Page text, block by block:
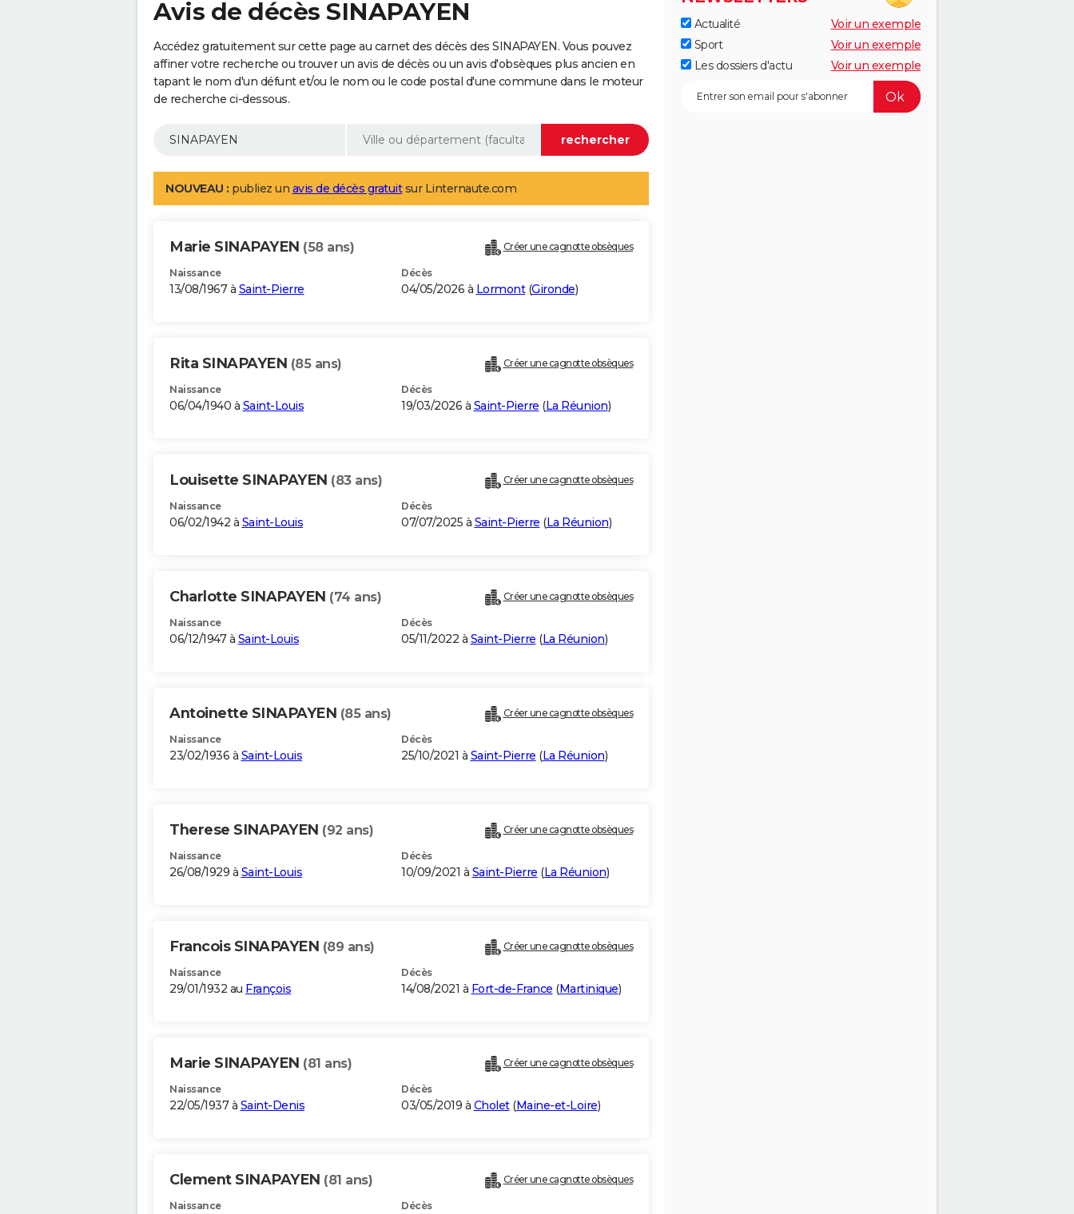
Avis de décès SINAPAYEN
Accédez gratuitement sur cette page au carnet des décès des SINAPAYEN. Vous pouvez
affiner votre recherche ou trouver un avis de décès ou un avis d'obsèques plus ancien en
tapant le nom d'un défunt et/ou le nom ou le code postal d'une commune dans le moteur
de recherche ci-dessous.
NOUVEAU : publiez un avis de décès gratuitsur Linternaute.com
Marie SINAPAYEN (58 ans) Créer une cagnotte obsèques
Naissance
13/08/1967 à Saint-Pierre
Décès
04/05/2026 à Lormont(Gironde)
Rita SINAPAYEN (85 ans) Créer une cagnotte obsèques
Naissance
06/04/1940 à Saint-Louis
Décès
19/03/2026 à Saint-Pierre (La Réunion)
Louisette SINAPAYEN (83 ans) Créer une cagnotte obsèques
Naissance
06/02/1942 à Saint-Louis
Décès
07/07/2025 à Saint-Pierre (La Réunion)
Charlotte SINAPAYEN (74 ans) Créer une cagnotte obsèques
Naissance
06/12/1947 à Saint-Louis
Décès
05/11/2022 à Saint-Pierre (La Réunion)
Antoinette SINAPAYEN (85 ans) Créer une cagnotte obsèques
Naissance
23/02/1936 à Saint-Louis
Décès
25/10/2021 à Saint-Pierre (La Réunion)
Therese SINAPAYEN (92 ans) Créer une cagnotte obsèques
Naissance
26/08/1929 à Saint-Louis
Décès
10/09/2021 à Saint-Pierre (La Réunion)
Francois SINAPAYEN (89 ans) Créer une cagnotte obsèques
Naissance
29/01/1932 au François
Décès
14/08/2021 à Fort-de-France (Martinique)
Marie SINAPAYEN (81 ans) Créer une cagnotte obsèques
Naissance
22/05/1937 à Saint-Denis
Décès
03/05/2019 à Cholet(Maine-et-Loire)
Clement SINAPAYEN (81 ans) Créer une cagnotte obsèques
Naissance Décès
Actualité
Voir un exemple
Sport
Voir un exemple
Les dossiers d'actu
Voir un exemple